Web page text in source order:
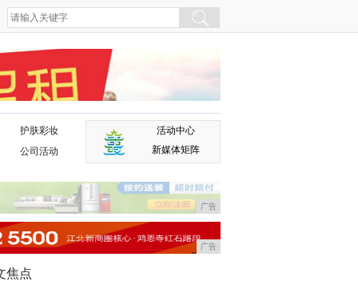
护肤彩妆
公司活动
活动中心
新媒体矩阵
广告
广告
焦点